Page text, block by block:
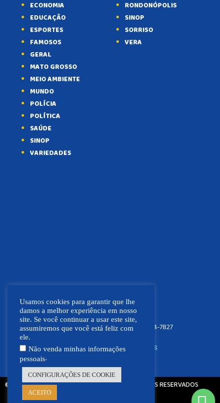
ECONOMIA
EDUCAÇÃO
ESPORTES
FAMOSOS
GERAL
MATO GROSSO
MEIO AMBIENTE
MUNDO
POLÍCIA
POLÍTICA
SAÚDE
SINOP
VARIEDADES
RONDONÓPOLIS
SINOP
SORRISO
VERA
FOCO NEWS MT (66) 9.9664-7827
SIGA NOSSAS REDES SOCIAIS
© 2021 - 2026 - FOCO NEWS MT | TODOS OS DIREITOS RESERVADOS
Usamos cookies para garantir que lhe
damos a melhor experiência em nosso
site. Se você continuar a usar este site,
assumiremos que você está feliz com
ele.
Não venda minhas informações
pessoais.
CONFIGURAÇÕES DE COOKIE
ACEITO